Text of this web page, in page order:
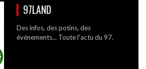
97LAND
Des infos, des potins, des
événements... Toute l'actu du 97.